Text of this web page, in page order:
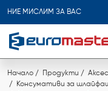
НИЕ МИСЛИМ ЗА ВАС
Начало Продукти
Консумативи за